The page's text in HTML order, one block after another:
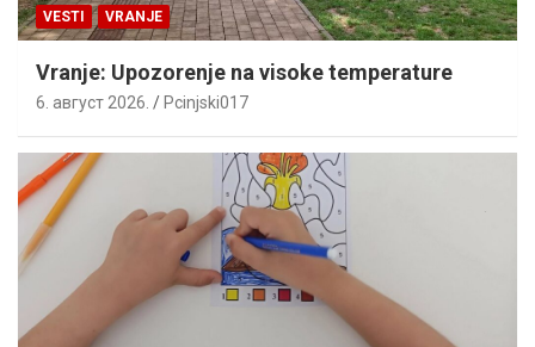
VESTI VRANJE
Vranje: Upozorenje na visoke temperature
6. август 2026. Pcinjski017